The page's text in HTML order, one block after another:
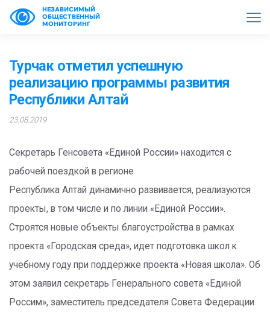
НЕЗАВИСИМЫЙ
ОБЩЕСТВЕННЫЙ
МОНИТОРИНГ
Турчак отметил успешную
реализацию программы развития
Республики Алтай
23.08.2019
Секретарь Генсовета «Единой России» находится с
рабочей поездкой в регионе
Республика Алтай динамично развивается, реализуются
проекты, в том числе и по линии «Единой России».
Строятся новые объекты благоустройства в рамках
проекта «Городская среда», идет подготовка школ к
учебному году при поддержке проекта «Новая школа». Об
этом заявил секретарь Генерального совета «Единой
Россим», заместитель председателя Совета Федерации